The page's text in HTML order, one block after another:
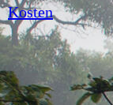
Kosten